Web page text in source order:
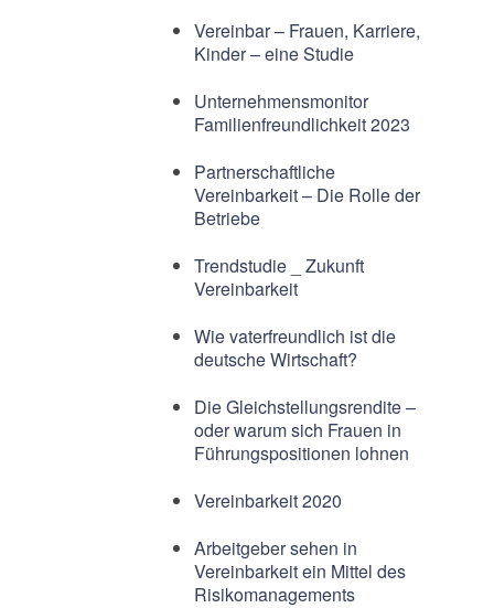
Vereinbar – Frauen, Karriere,
Kinder – eine Studie
Unternehmensmonitor
Familienfreundlichkeit 2023
Partnerschaftliche
Vereinbarkeit – Die Rolle der
Betriebe
Trendstudie _ Zukunft
Vereinbarkeit
Wie vaterfreundlich ist die
deutsche Wirtschaft?
Die Gleichstellungsrendite –
oder warum sich Frauen in
Führungspositionen lohnen
Vereinbarkeit 2020
Arbeitgeber sehen in
Vereinbarkeit ein Mittel des
Risikomanagements